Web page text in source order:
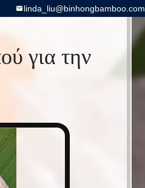
linda_liu@binhongbamboo.com
για την